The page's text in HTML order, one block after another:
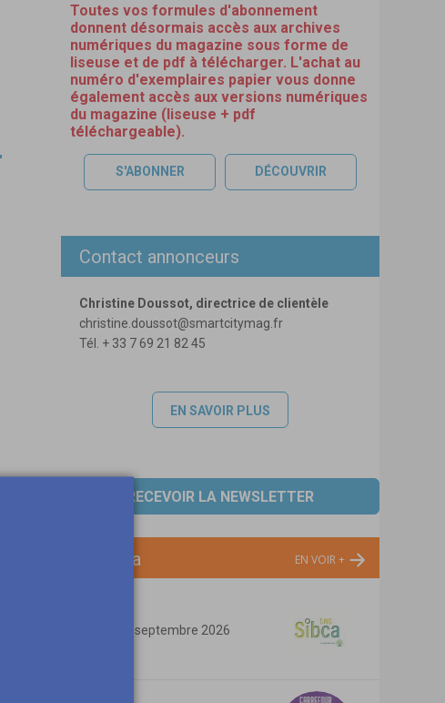
Toutes vos formules d'abonnement
donnent désormais accès aux archives
numériques du magazine sous forme de
liseuse et de pdf à télécharger. L'achat au
numéro d'exemplaires papier vous donne
également accès aux versions numériques
du magazine (liseuse + pdf
téléchargeable).
S'ABONNER DÉCOUVRIR
Contact annonceurs
Christine Doussot, directrice de clientèle
christine.doussot@smartcitymag.fr
Tél. + 33 7 69 21 82 45
EN SAVOIR PLUS
RECEVOIR LA NEWSLETTER
Agenda EN VOIR +
Du 1 au 3 septembre 2026